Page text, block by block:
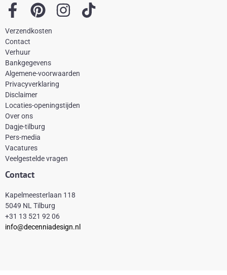
F
a
c
e
b
o
o
k
-
f
P
i
e
r
e
t
I
a
r
T
Verzendkosten
Contact
Verhuur
Bankgegevens
Algemene-voorwaarden
Privacyverklaring
Disclaimer
Locaties-openingstijden
Over ons
Dagje-tilburg
Pers-media
Vacatures
Veelgestelde vragen
Contact
Kapelmeesterlaan 118
5049 NL Tilburg
+31 13 521 92 06
info@decenniadesign.nl